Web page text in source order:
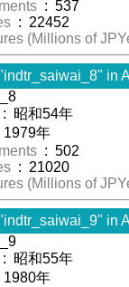
: 537
: 22452
(Millions of
in
: 昭和54年
年
: 502
: 21020
(Millions of
in
: 昭和55年
年